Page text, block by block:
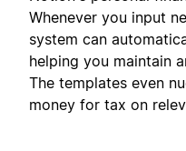
Whenever you input
system can
helping you maintain
The templates even
money for tax on